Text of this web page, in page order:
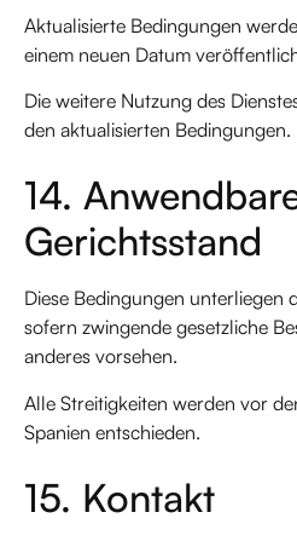
Aktualisierte Bedingungen
einem neuen Datum
Die weitere Nutzung des
den aktualisierten Bedingungen.
14.
Gerichtsstand
Diese Bedingungen unterliegen
sofern zwingende gesetzliche
anderes vorsehen.
Alle Streitigkeiten werden vor
Spanien entschieden.
15. Kontakt